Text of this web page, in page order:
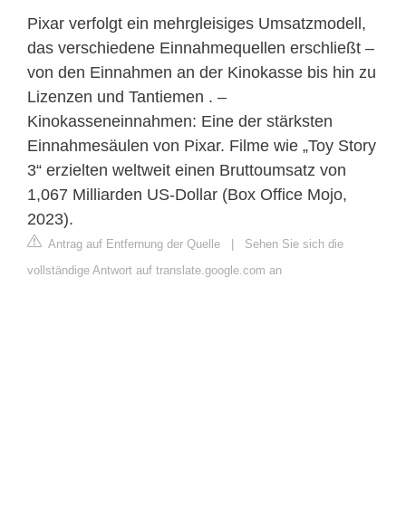
Pixar verfolgt ein mehrgleisiges Umsatzmodell,
das verschiedene Einnahmequellen erschließt –
von den Einnahmen an der Kinokasse bis hin zu
Lizenzen und Tantiemen . –
Kinokasseneinnahmen: Eine der stärksten
Einnahmesäulen von Pixar. Filme wie „Toy Story
3“ erzielten weltweit einen Bruttoumsatz von
1,067 Milliarden US-Dollar (Box Office Mojo,
2023).
Antrag auf Entfernung der Quelle | Sehen Sie sich die
vollständige Antwort auf translate.google.com an